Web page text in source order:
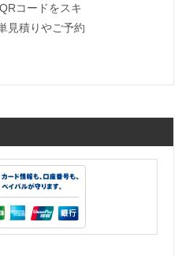
コードをスキ
見積りやご予約